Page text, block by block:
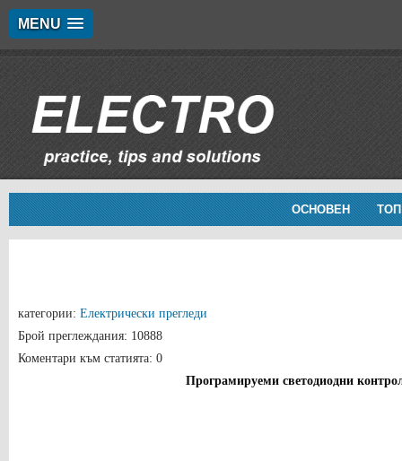
MENU
ОСНОВЕН
категории: Електрически прегледи
Брой преглеждания: 10888
Коментари към статията: 0
Програмируеми светодиодни